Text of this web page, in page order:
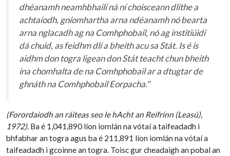
dhéanamh neamhbhailí ná ní choisceann dlíthe a
achtaíodh, gníomhartha arna ndéanamh nó bearta
arna nglacadh ag na Comhphobail, nó ag institiúidí
dá chuid, as feidhm dlí a bheith acu sa Stát. Is é is
aidhm don togra ligean don Stát teacht chun bheith
ina chomhalta de na Comhphobail ar a dtugtar de
ghnáth na Comhphobail Eorpacha."
(Forordaíodh an ráiteas seo le hAcht an Reifrinn (Leasú),
1972). Ba é 1,041,890 líon iomlán na vótaí a taifeadadh i
bhfabhar an togra agus ba é 211,891 líon iomlán na vótaí a
taifeadadh i gcoinne an togra. Toisc gur cheadaigh an pobal an